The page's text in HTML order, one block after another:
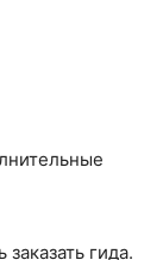
гида.